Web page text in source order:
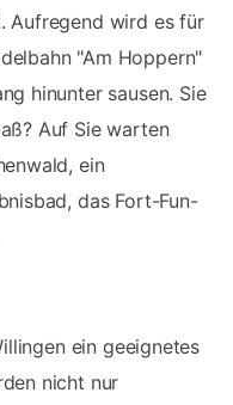
Aufregend wird es für
"Am Hoppern"
hinunter sausen. Sie
Auf Sie warten
ein
das Fort-Fun-
ein geeignetes
nicht nur